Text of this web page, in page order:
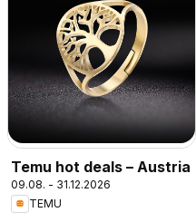
Temu hot deals – Austria
09.08. - 31.12.2026
TEMU